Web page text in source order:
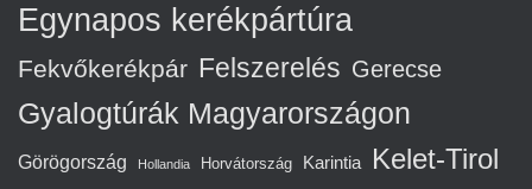
Egynapos kerékpártúra
Fekvőkerékpár Felszerelés Gerecse
Gyalogtúrák Magyarországon
Görögország Hollandia Horvátország Karintia Kelet-Tirol